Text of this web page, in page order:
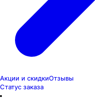
Акции и скидкиОтзывы
Статус заказа